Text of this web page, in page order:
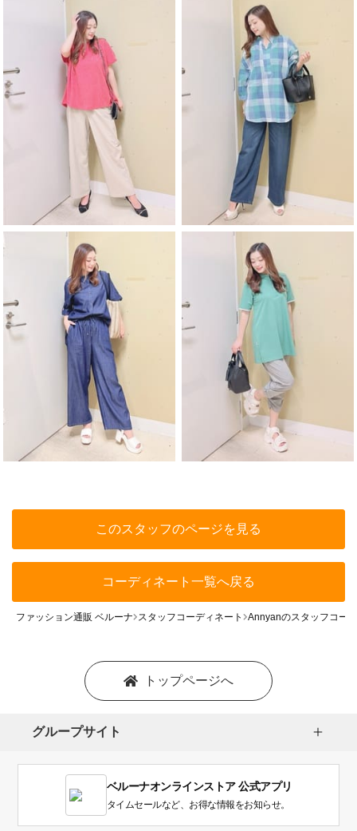
このスタッフのページを見る
コーディネート一覧へ戻る
ファッション通販 ベルーナ スタッフコーディネート Annyanのスタッフコー
トップページへ
グループサイト
ベルーナオンラインストア 公式アプリ
タイムセールなど、お得な情報をお知らせ。